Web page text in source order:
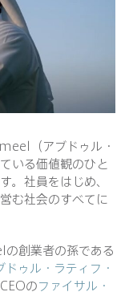
（アブドゥル・
いる価値観のひと
。社員をはじめ、
む社会のすべてに
創業者の孫である
ゥル・ラティフ・
のファイサル・